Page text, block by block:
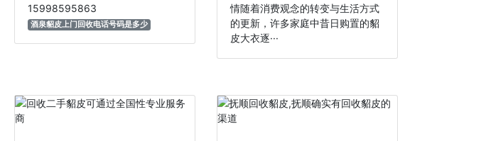
15998595863
酒泉貂皮上门回收电话号码是多少
情随着消费观念的转变与生活方式
的更新，许多家庭中昔日购置的貂
皮大衣逐···